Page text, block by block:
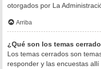
otorgados por La
Arriba
¿Qué son los temas
Los temas cerrados son
responder y las encuestas